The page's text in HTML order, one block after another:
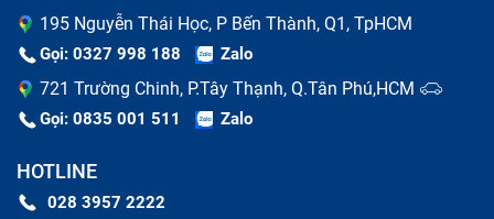
195 Nguyễn Thái Học, P Bến Thành, Q1, TpHCM
Gọi: 0327 998 188 Zalo
721 Trường Chinh, P.Tây Thạnh, Q.Tân Phú,HCM
Gọi: 0835 001 511 Zalo
HOTLINE
028 3957 2222